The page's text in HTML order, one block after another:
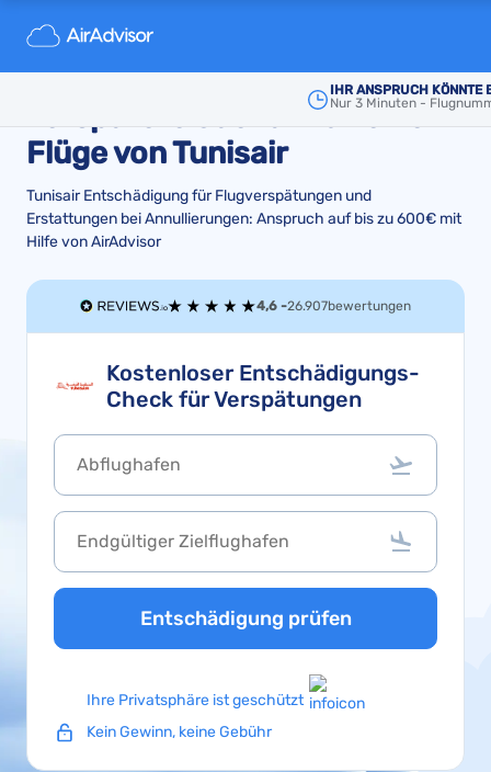
IHR ANSPRUCH KÖNNTE
Nur 3 Minuten -
Entschädigung und
Rückerstattung für
verspätete oder annullierte
Flüge von Tunisair
Tunisair Entschädigung für Flugverspätungen und
Erstattungen bei Annullierungen: Anspruch auf bis zu 600€ mit
Hilfe von AirAdvisor
4,6 -26.907bewertungen
Kostenloser Entschädigungs-
Check für Verspätungen
Entschädigung prüfen
Ihre Privatsphäre ist geschützt
Kein Gewinn, keine Gebühr